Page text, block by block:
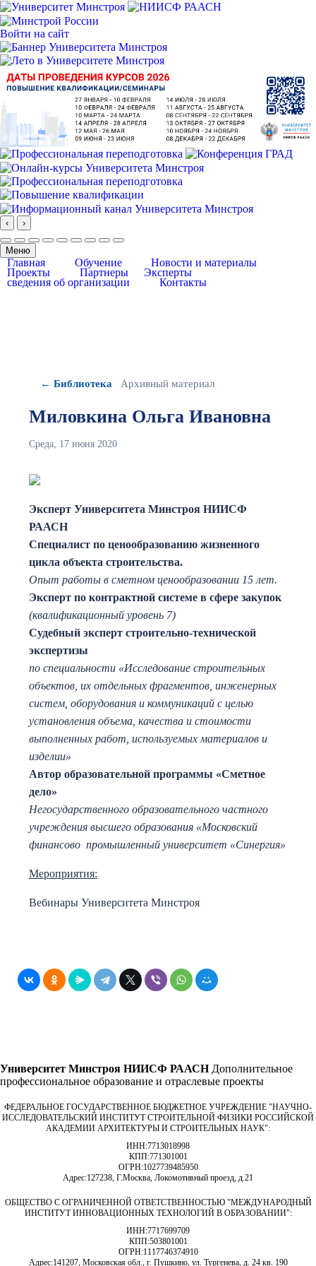
Войти на сайт
‹ ›
Меню
Главная Обучение
Новости и материалы
Проекты
Партнеры
Эксперты
сведения об организации
Контакты
← Библиотека Архивный материал
Миловкина Ольга Ивановна
Среда, 17 июня 2020
Эксперт Университета Минстроя НИИСФ
РААСН
Специалист по ценообразованию жизненного
цикла объекта строительства.
Опыт работы в сметном ценообразовании 15 лет.
Эксперт по контрактной системе в сфере закупок
(квалификационный уровень 7)
Судебный эксперт строительно-технической
экспертизы
по специальности «Исследование строительных
объектов, их отдельных фрагментов, инженерных
систем, оборудования и коммуникаций с целью
установления объема, качества и стоимости
выполненных работ, используемых материалов и
изделии»
Автор образовательной программы «Сметное
дело»
Негосударственного образовательного частного
учреждения высшего образования «Московский
финансово ­ промышленный университет «Синергия»
Мероприятия:
Вебинары Университета Минстроя
Университет Минстроя НИИСФ РААСН Дополнительное
профессиональное образование и отраслевые проекты
ФЕДЕРАЛЬНОЕ ГОСУДАРСТВЕННОЕ БЮДЖЕТНОЕ УЧРЕЖДЕНИЕ "НАУЧНО-
ИССЛЕДОВАТЕЛЬСКИЙ ИНСТИТУТ СТРОИТЕЛЬНОЙ ФИЗИКИ РОССИЙСКОЙ
АКАДЕМИИ АРХИТЕКТУРЫ И СТРОИТЕЛЬНЫХ НАУК":
ИНН:7713018998
КПП:771301001
ОГРН:1027739485950
Адрес:127238, Г.Москва, Локомотивный проезд, д.21
ОБЩЕСТВО С ОГРАНИЧЕННОЙ ОТВЕТСТВЕННОСТЬЮ "МЕЖДУНАРОДНЫЙ
ИНСТИТУТ ИННОВАЦИОННЫХ ТЕХНОЛОГИЙ В ОБРАЗОВАНИИ":
ИНН:7717699709
КПП:503801001
ОГРН:1117746374910
Адрес:141207, Московская обл., г. Пушкино, ул. Тургенева, д. 24 кв. 190